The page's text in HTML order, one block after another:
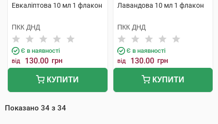
Евкаліптова 10 мл 1 флакон
ПКК ДНД
Є в наявності
від 130.00 грн
КУПИТИ
Лавандова 10 мл 1 флакон
ПКК ДНД
Є в наявності
від 130.00 грн
КУПИТИ
Показано 34 з 34